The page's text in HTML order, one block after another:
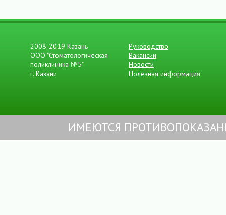
2008- 2019 Казань
ООО "Стоматологическая
поликлиника №5"
г. Казани
Руководство
Вакансии
Новости
Полезная информация
ИМЕЮТСЯ